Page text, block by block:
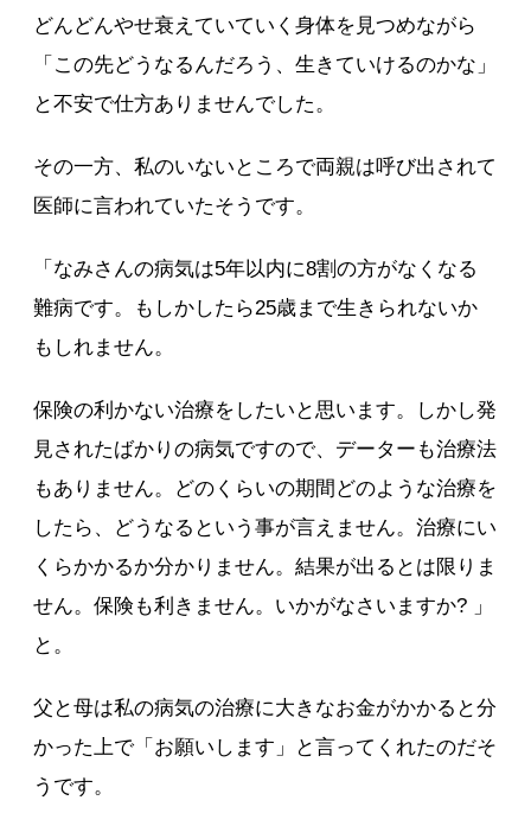
どんどんやせ衰えていていく身体を見つめながら
「この先どうなるんだろう、生きていけるのかな」
と不安で仕方ありませんでした。
その一方、私のいないところで両親は呼び出されて
医師に言われていたそうです。
「なみさんの病気は5年以内に8割の方がなくなる
難病です。もしかしたら25歳まで生きられないか
もしれません。
保険の利かない治療をしたいと思います。しかし発
見されたばかりの病気ですので、データーも治療法
もありません。どのくらいの期間どのような治療を
したら、どうなるという事が言えません。治療にい
くらかかるか分かりません。結果が出るとは限りま
せん。保険も利きません。いかがなさいますか? 」
と。
父と母は私の病気の治療に大きなお金がかかると分
かった上で「お願いします」と言ってくれたのだそ
うです。